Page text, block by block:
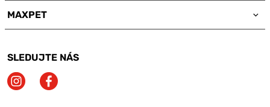
MAXPET
SLEDUJTE NÁS